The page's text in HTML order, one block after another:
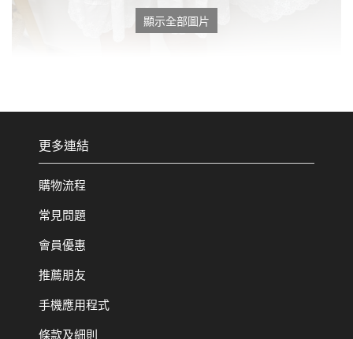
顯示全部圖片
更多連結
購物流程
常見問題
會員優惠
推薦朋友
手機應用程式
條款及細則